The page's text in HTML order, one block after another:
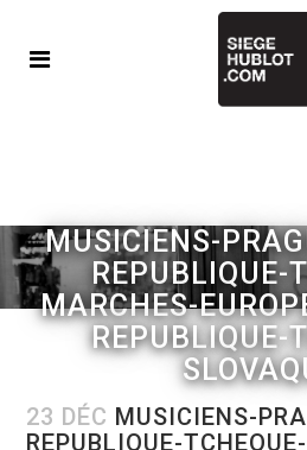
MUSICIENS-
REPUBLIQUE-
MARCHES-
REPUBLIQUE-
23 DÉC MUSICIENS-
REPUBLIQUE-